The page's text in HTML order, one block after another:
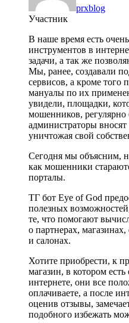
prxblog
Участник
В наше время есть
инструментов в
задачи, а так же
Мы, ранее, создавали
сервисов, а кроме того
мануалы по их
увидели, площадки,
мошенников,
администраторы
уничтожая свой
Сегодня мы объясним,
как мошенники
порталы.
ТГ бот Eye of God
полезных
те, что помогают
о партнерах,
и салонах.
Хотите приобрести, к
магазин, в котором
интернете, они все
оплачиваете, а после
оценив отзывы,
подобного избежать